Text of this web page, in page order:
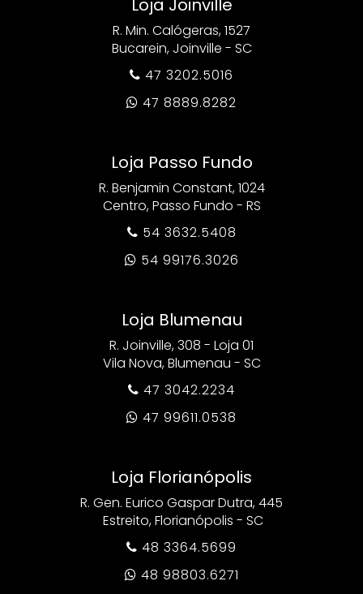
Loja Joinville
R. Min. Calógeras, 1527
Bucarein, Joinville - SC
 47 3202.5016
 47 8889.8282
Loja Passo Fundo
R. Benjamin Constant, 1024
Centro, Passo Fundo - RS
 54 3632.5408
 54 99176.3026
Loja Blumenau
R. Joinville, 308 - Loja 01
Vila Nova, Blumenau - SC
 47 3042.2234
 47 99611.0538
Loja Florianópolis
R. Gen. Eurico Gaspar Dutra, 445
Estreito, Florianópolis - SC
 48 3364.5699
 48 98803.6271